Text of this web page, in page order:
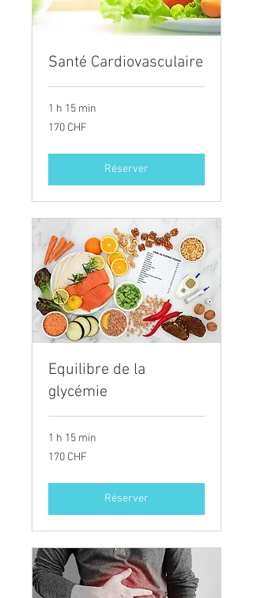
Santé Cardiovasculaire
1 h 15 min
170
francs
170 CHF
Réserver
Equilibre de la
glycémie
1 h 15 min
170
francs
170 CHF
Réserver